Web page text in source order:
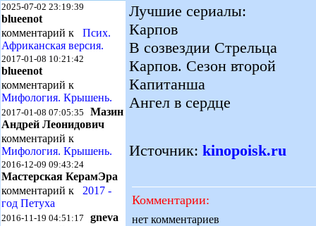
2025-07-02 23:19:39
blueenot
комментарий к Псих.
Африканская версия.
2017-01-08 10:21:42
blueenot
комментарий к
Мифология. Крышень.
2017-01-08 07:05:35 Мазин
Андрей Леонидович
комментарий к
Мифология. Крышень.
2016-12-09 09:43:24
Мастерская КерамЭра
комментарий к 2017 -
год Петуха
2016-11-19 04:51:17 gneva
Лучшие сериалы:
Карпов
В созвездии Стрельца
Карпов. Сезон второй
Капитанша
Ангел в сердце
Источник: kinopoisk.ru
Комментарии:
нет комментариев